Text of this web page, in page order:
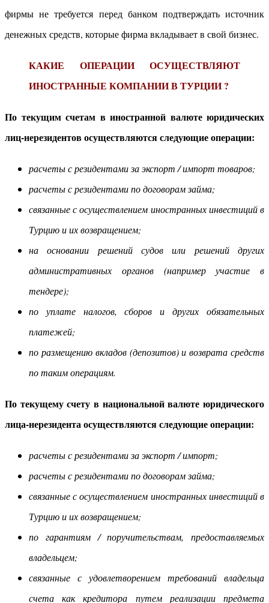
фирмы не требуется перед банком подтверждать источник
денежных средств, которые фирма вкладывает в свой бизнес.
КАКИЕ ОПЕРАЦИИ ОСУЩЕСТВЛЯЮТ
ИНОСТРАННЫЕ КОМПАНИИ В ТУРЦИИ ?
По текущим счетам в иностранной валюте юридических
лиц-нерезидентов осуществляются следующие операции:
расчеты с резидентами за экспорт / импорт товаров;
расчеты с резидентами по договорам займа;
связанные с осуществлением иностранных инвестиций в
Турцию и их возвращением;
на основании решений судов или решений других
административных органов (например участие в
тендере);
по уплате налогов, сборов и других обязательных
платежей;
по размещению вкладов (депозитов) и возврата средств
по таким операциям.
По текущему счету в национальной валюте юридического
лица-нерезидента осуществляются следующие операции:
расчеты с резидентами за экспорт / импорт;
расчеты с резидентами по договорам займа;
связанные с осуществлением иностранных инвестиций в
Турцию и их возвращением;
по гарантиям / поручительствам, предоставляемых
владельцем;
связанные с удовлетворением требований владельца
счета как кредитора путем реализации предмета